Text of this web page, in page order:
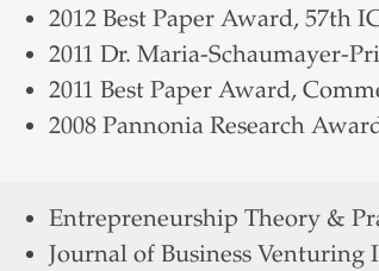
2012 Best Paper Award, 57th
2011 Dr. Maria-Schaumayer-
2011 Best Paper Award,
2008 Pannonia Research
Entrepreneurship Theory &
Journal of Business Venturing